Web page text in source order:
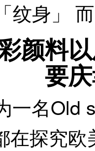
纹身」
颜料
要
一名Old
在探究